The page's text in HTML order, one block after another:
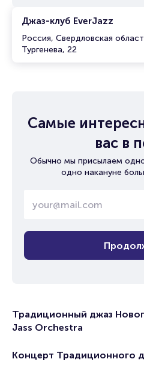
Джаз-клуб EverJazz
Россия, Свердловская
Тургенева, 22
Самые
вас в
Обычно мы присылаем
одно накануне
Традиционный джаз
Jass Orchestra
Концерт Традиционного